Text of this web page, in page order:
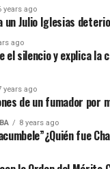
years ago
un Julio Iglesias
ago
el silencio y explica la
years ago
de un fumador por
8 years ago
fue